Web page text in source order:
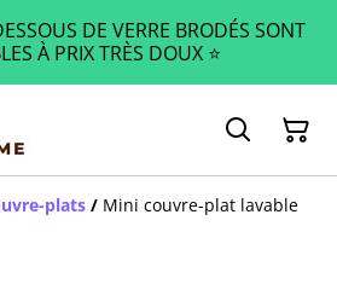
DE VERRE BRODÉS SONT
À PRIX TRÈS DOUX ⭐️
plats / Mini couvre-plat lavable